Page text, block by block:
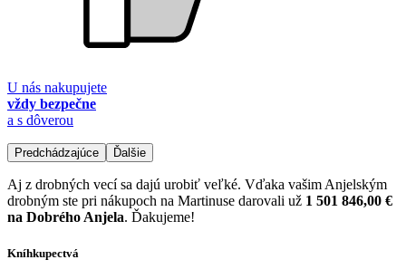
U nás nakupujete
vždy bezpečne
a s dôverou
Predchádzajúce Ďalšie
Aj z drobných vecí sa dajú urobiť veľké. Vďaka vašim Anjelským
drobným ste pri nákupoch na Martinuse darovali už 1 501 846,00 €
na Dobrého Anjela. Ďakujeme!
Kníhkupectvá